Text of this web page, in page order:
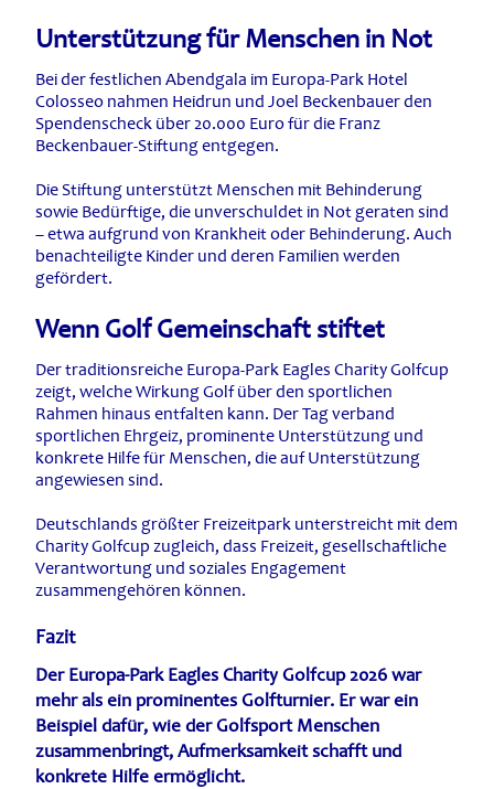
Unterstützung für Menschen in Not
Bei der festlichen Abendgala im Europa-Park Hotel
Colosseo nahmen Heidrun und Joel Beckenbauer den
Spendenscheck über 20.000 Euro für die Franz
Beckenbauer-Stiftung entgegen.
Die Stiftung unterstützt Menschen mit Behinderung
sowie Bedürftige, die unverschuldet in Not geraten sind
– etwa aufgrund von Krankheit oder Behinderung. Auch
benachteiligte Kinder und deren Familien werden
gefördert.
Wenn Golf Gemeinschaft stiftet
Der traditionsreiche Europa-Park Eagles Charity Golfcup
zeigt, welche Wirkung Golf über den sportlichen
Rahmen hinaus entfalten kann. Der Tag verband
sportlichen Ehrgeiz, prominente Unterstützung und
konkrete Hilfe für Menschen, die auf Unterstützung
angewiesen sind.
Deutschlands größter Freizeitpark unterstreicht mit dem
Charity Golfcup zugleich, dass Freizeit, gesellschaftliche
Verantwortung und soziales Engagement
zusammengehören können.
Fazit
Der Europa-Park Eagles Charity Golfcup 2026 war
mehr als ein prominentes Golfturnier. Er war ein
Beispiel dafür, wie der Golfsport Menschen
zusammenbringt, Aufmerksamkeit schafft und
konkrete Hilfe ermöglicht.